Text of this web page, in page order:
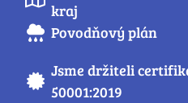
kraj
Povodňový plán
Jsme držiteli
50001:2019